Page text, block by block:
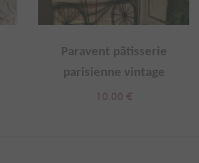
Paravent pâtisserie
parisienne vintage
10.00 €